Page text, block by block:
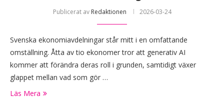
Publicerat av Redaktionen 2026-03-24
Svenska ekonomiavdelningar står mitt i en omfattande
omställning. Åtta av tio ekonomer tror att generativ AI
kommer att förändra deras roll i grunden, samtidigt växer
glappet mellan vad som gör …
Läs Mera